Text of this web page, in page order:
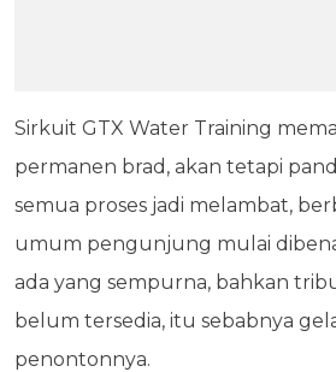
Sirkuit GTX Water Training
permanen brad, akan tetapi
semua proses jadi melambat,
umum pengunjung mulai
ada yang sempurna, bahkan
belum tersedia, itu sebabnya
penontonnya.